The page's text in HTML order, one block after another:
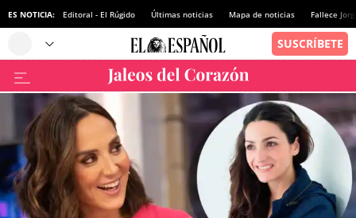
ES NOTICIA: Editoral - El Rúgido Últimas noticias Mapa de noticias Fallece